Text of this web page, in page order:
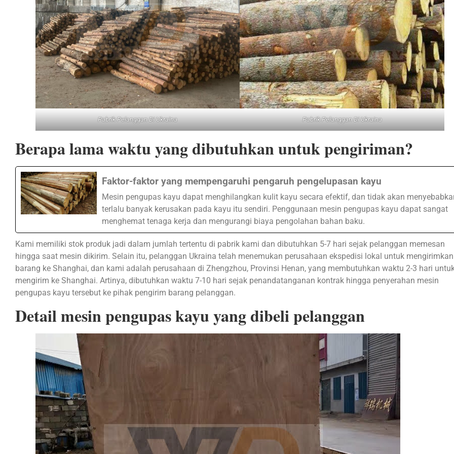
Pabrik Pelanggan Di Ukraina Pabrik Pelanggan Di Ukraina
Berapa lama waktu yang dibutuhkan untuk pengiriman?
Faktor-faktor yang mempengaruhi pengaruh pengelupasan kayu
Mesin pengupas kayu dapat menghilangkan kulit kayu secara efektif, dan tidak akan
terlalu banyak kerusakan pada kayu itu sendiri. Penggunaan mesin pengupas kayu dapat sangat
menghemat tenaga kerja dan mengurangi biaya pengolahan bahan baku.
Kami memiliki stok produk jadi dalam jumlah tertentu di pabrik kami dan dibutuhkan 5-7 hari sejak pelanggan memesan
hingga saat mesin dikirim. Selain itu, pelanggan Ukraina telah menemukan perusahaan ekspedisi lokal untuk mengirimkan
barang ke Shanghai, dan kami adalah perusahaan di Zhengzhou, Provinsi Henan, yang membutuhkan waktu 2-3 hari
mengirim ke Shanghai. Artinya, dibutuhkan waktu 7-10 hari sejak penandatanganan kontrak hingga penyerahan mesin
pengupas kayu tersebut ke pihak pengirim barang pelanggan.
Detail mesin pengupas kayu yang dibeli pelanggan